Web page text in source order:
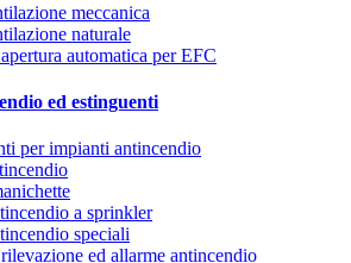
meccanica
naturale
automatica per EFC
ed estinguenti
per impianti antincendio
a sprinkler
speciali
ed allarme antincendio